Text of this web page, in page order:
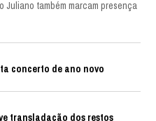
Juliano também marcam presença
concerto de ano novo
transladação dos restos